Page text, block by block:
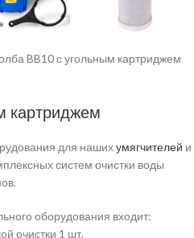
BB10 с угольным картриджем
картриджем
для нашихумягчителей и
систем очистки воды
оборудования входит:
очистки 1 шт,